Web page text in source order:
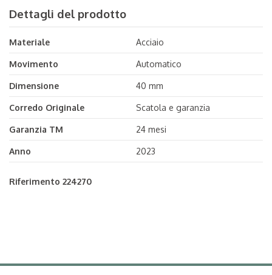
Dettagli del prodotto
Materiale Acciaio
Movimento Automatico
Dimensione 40 mm
Corredo Originale Scatola e garanzia
Garanzia TM 24 mesi
Anno 2023
Riferimento 224270